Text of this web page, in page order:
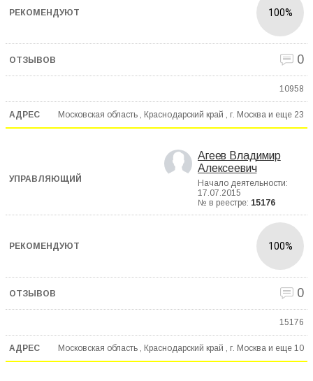
100%
0
10958
Московская область , Краснодарский край , г. Москва и еще 23
Агеев Владимир
Алексеевич
Начало деятельности:
17.07.2015
№ в реестре: 15176
100%
0
15176
Московская область , Краснодарский край , г. Москва и еще 10